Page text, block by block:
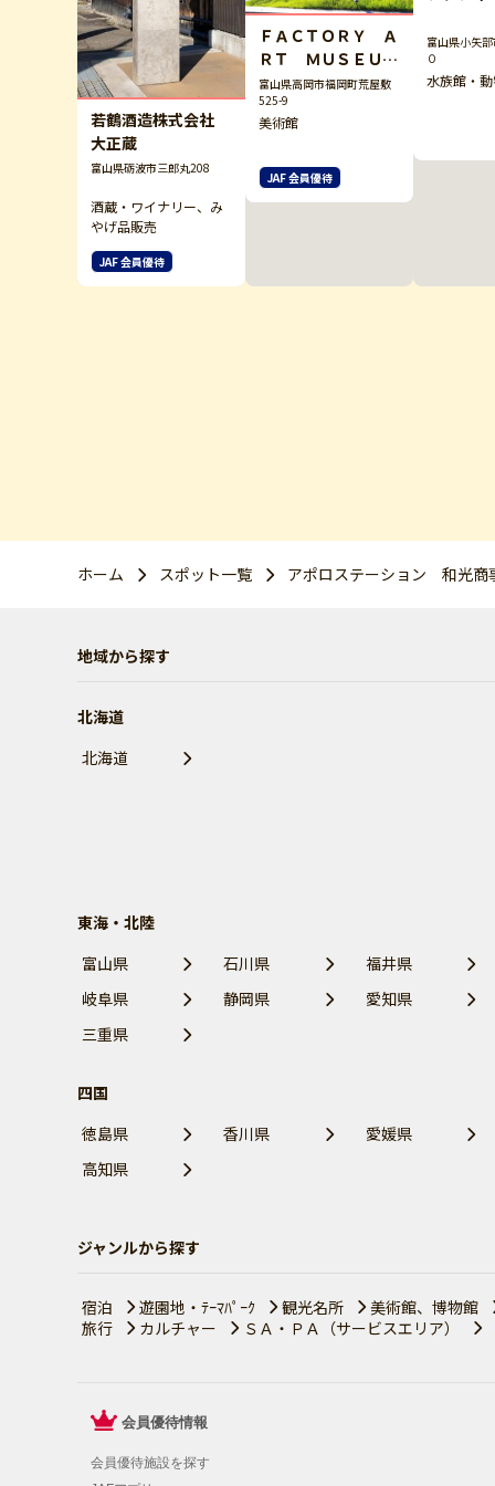
若鶴酒造株式会社
大正蔵
富山県砺波市三郎丸208
酒蔵・ワイナリー、み
やげ品販売
JAF 会員優待
ＦＡＣＴＯＲＹ Ａ
ＲＴ ＭＵＳＥＵ
Ｍ ＴＯＹＡＭＡ
富山県高岡市福岡町荒屋敷
525-9
美術館
JAF 会員優待
富山県小矢
０
水族館・
ホーム スポット一覧 アポロステーション 和光
地域から探す
北海道
北海道
東海・北陸
富山県
石川県
福井県
岐阜県
静岡県
愛知県
三重県
四国
徳島県
香川県
愛媛県
高知県
ジャンルから探す
宿泊 遊園地・ﾃｰﾏﾊﾟｰｸ 観光名所
美術館、博物館
旅行
カルチャー ＳＡ・ＰＡ（サービスエリア）
会員優待情報
会員優待施設を探す